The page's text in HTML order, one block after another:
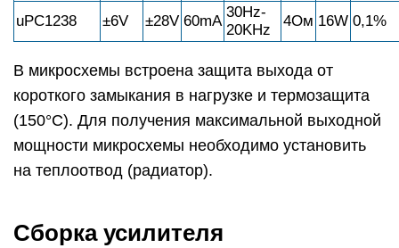
uРС1238 ±6V ±28V 60mА
30Hz-
20KHz
4Ом 16W 0,1%
В микросхемы встроена защита выхода от
короткого замыкания в нагрузке и термозащита
(150°С). Для получения максимальной выходной
мощности микросхемы необходимо установить
на теплоотвод (радиатор).
Сборка усилителя